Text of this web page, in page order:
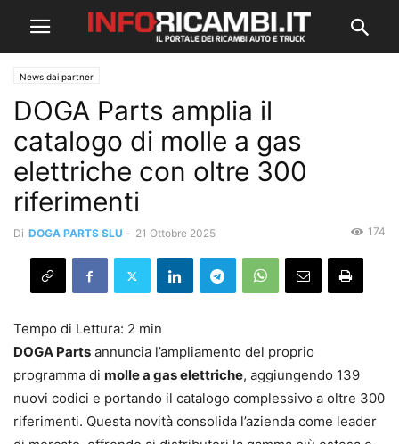
News dai partner
DOGA Parts amplia il
catalogo di molle a gas
elettriche con oltre 300
riferimenti
Di DOGA PARTS SLU - 21 Ottobre 2025 174
DOGA Parts annuncia l’ampliamento del proprio
programma di molle a gas elettriche, aggiungendo 139
nuovi codici e portando il catalogo complessivo a oltre 300
riferimenti. Questa novità consolida l’azienda come leader